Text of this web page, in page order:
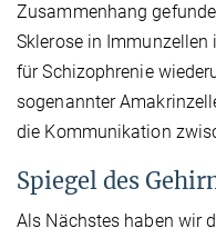
Zusammenhang
Sklerose in
für Schizophrenie
sogenannter
die Kommunikation
Spiegel des
Als Nächstes haben wir